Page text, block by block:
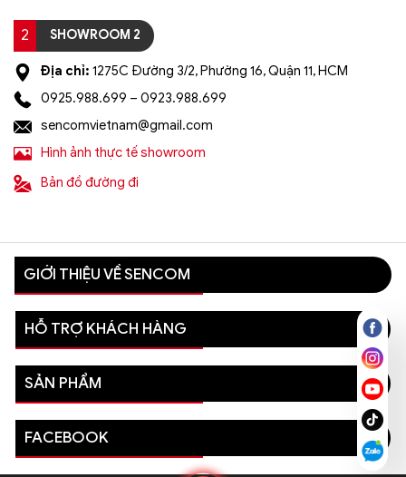
2 SHOWROOM 2
Địa chỉ: 1275C Đường 3/2, Phường 16, Quận 11, HCM
0925.988.699 – 0923.988.699
sencomvietnam@gmail.com
Hình ảnh thực tế showroom
Bản đồ đường đi
GIỚI THIỆU VỀ SENCOM
HỖ TRỢ KHÁCH HÀNG
SẢN PHẨM
FACEBOOK